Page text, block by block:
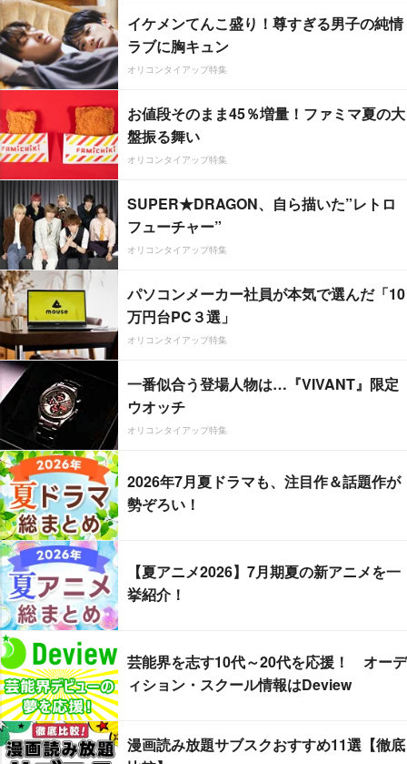
イケメンてんこ盛り！尊すぎる男子の純情
ラブに胸キュン
オリコンタイアップ特集
お値段そのまま45％増量！ファミマ夏の大
盤振る舞い
オリコンタイアップ特集
SUPER★DRAGON、自ら描いた”レトロ
フューチャー”
オリコンタイアップ特集
パソコンメーカー社員が本気で選んだ「10
万円台PC３選」
オリコンタイアップ特集
一番似合う登場人物は…『VIVANT』限定
ウオッチ
オリコンタイアップ特集
2026年7月夏ドラマも、注目作＆話題作が
勢ぞろい！
【夏アニメ2026】7月期夏の新アニメを一
挙紹介！
芸能界を志す10代～20代を応援！ オーデ
ィション・スクール情報はDeview
漫画読み放題サブスクおすすめ11選【徹底